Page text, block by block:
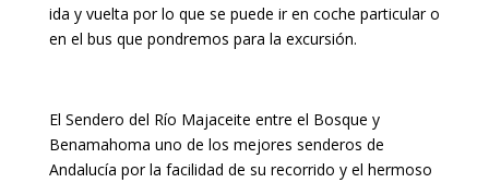
ida y vuelta por lo que se puede ir en coche particular o
en el bus que pondremos para la excursión.
El Sendero del Río Majaceite entre el Bosque y
Benamahoma uno de los mejores senderos de
Andalucía por la facilidad de su recorrido y el hermoso